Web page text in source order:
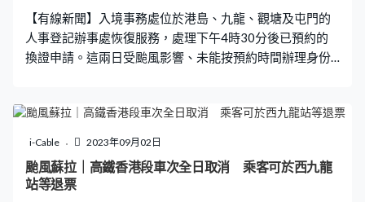
【有線新聞】入境事務處位於港島、九龍、觀塘及屯門的
人事登記辦事處恢復服務，處理下午4時30分後已預約的
換證申請。這兩日受颱風影響、未能按預約時間辦理身份
目如期舉行。
i-Cable 2023年09月02日
颱風蘇拉｜高鐵香港段車次全日取消 乘客可於西九龍
站等退票